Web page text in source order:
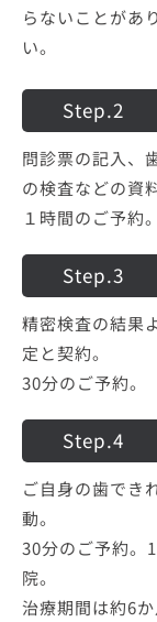
らないことがあ
い。
Step.2
問診票の記入、
の検査などの資
１時間のご予約。
Step.3
精密検査の結果
定と契約。
30分のご予約。
Step.4
ご自身の歯でき
動。
30分のご予約。
院。
治療期間は約6